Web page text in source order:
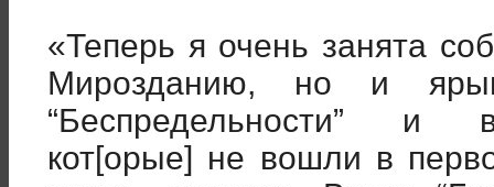
«Теперь я очень занята
Мирозданию, но и
“Беспредельности” и
кот[орые] не вошли в